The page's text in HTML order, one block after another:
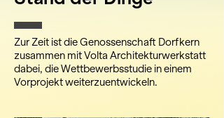
Zur Zeit ist die Genossenschaft Dorfkern
zusammen mit Volta Architekturwerkstatt
dabei, die Wettbewerbsstudie in einem
Vorprojekt weiterzuentwickeln.